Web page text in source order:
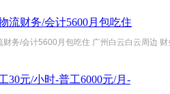
流财务/会计5600月包吃住
财务/会计5600月包吃住 广州白云白云周边
30元/小时-普工6000元/月-